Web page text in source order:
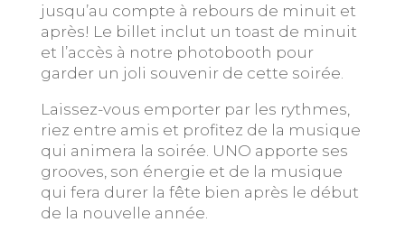
jusqu’au compte à rebours de minuit et
après! Le billet inclut un toast de minuit
et l’accès à notre photobooth pour
garder un joli souvenir de cette soirée.
Laissez-vous emporter par les rythmes,
riez entre amis et profitez de la musique
qui animera la soirée. UNO apporte ses
grooves, son énergie et de la musique
qui fera durer la fête bien après le début
de la nouvelle année.